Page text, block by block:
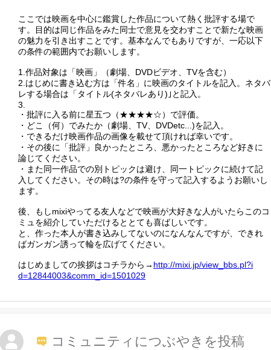
ここでは映画を中心に鑑賞した作品について熱く批評する場で
す。目的は同じ作品をみた同士で意見を交わすことで新たな映画
の魅力を引き出すことです。基本なんでもありですが、一応以下
の条件の範囲内でお願いします。
1.作品対象は「映画」（劇場、DVDビデオ、TVを含む）
2.はじめに書き込む方は「件名」に映画のタイトルを記入。ネタバ
レする場合は「タイトル(ネタバレあり)｣と記入。
3.
・批評に入る前に星五つ（★★★★☆）で評価。
・どこ（何）でみたか（劇場、TV、DVDetc...)を記入。
・できるだけ映画作品の画像を載せて頂ければ幸いです。
・その後に「批評」良かったところ、悪かったところなど好きに
論じてください。
・また同一作品での別トピックは避け、同一トピックに続けて記
入してください。その時は?の条件を守って記入するようお願いし
ます。
後、もしmixiやってる友人などで映画が大好きな人がいたらこのコ
ミュを紹介していただけるととても喜ばしいです。
と、作った本人が書き込みしてないのになんなんですが、できれ
ばガンガン誘って輪を広げてください。
はじめましての挨拶はコチラから→ http://mixi.jp/view_bbs.pl?i
d=12844003&comm_id=1501029
コミュニティにつぶやきを投稿